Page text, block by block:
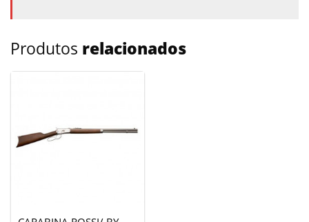
Produtos relacionados